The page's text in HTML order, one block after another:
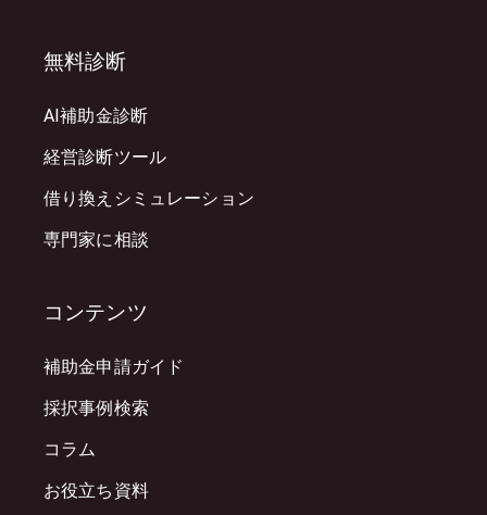
無料診断
AI補助金診断
経営診断ツール
借り換えシミュレーション
専門家に相談
コンテンツ
補助金申請ガイド
採択事例検索
コラム
お役立ち資料